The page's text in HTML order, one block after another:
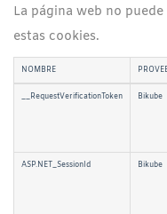
La página web no
estas cookies.
NOMBRE
__RequestVerificationToken Bikube
ASP.NET_SessionId Bikube